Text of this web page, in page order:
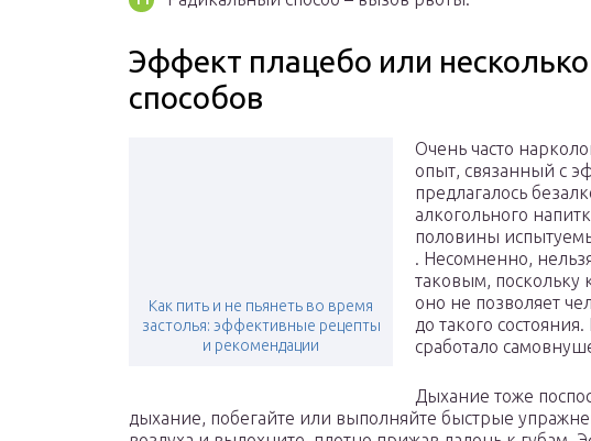
Эффект плацебо или
способов
Как пить и не пьянеть во время
застолья: эффективные рецепты
и рекомендации
Очень часто
опыт, связанный с
предлагалось
алкогольного
половины
. Несомненно,
таковым, поскольку
оно не позволяет
до такого
сработало
Дыхание тоже
дыхание, побегайте или выполняйте быстрые